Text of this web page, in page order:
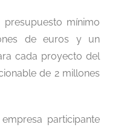
mínimo
de euros y un
cada proyecto del
de 2 millones
participante